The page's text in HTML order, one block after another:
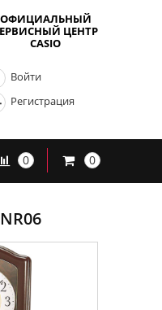
ОФИЦИАЛЬНЫЙ
ЦЕНТР
CASIO
Войти
Регистрация
0 0